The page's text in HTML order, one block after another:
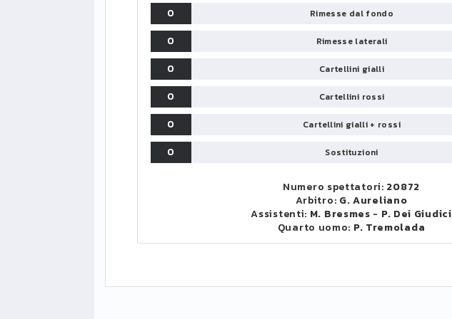
0
Rimesse dal fondo
0
Rimesse laterali
0
Cartellini gialli
0
Cartellini rossi
0
Cartellini gialli + rossi
0
Sostituzioni
Numero spettatori: 20872
Arbitro: G. Aureliano
Assistenti: M. Bresmes - P. Dei Giudici
Quarto uomo: P. Tremolada